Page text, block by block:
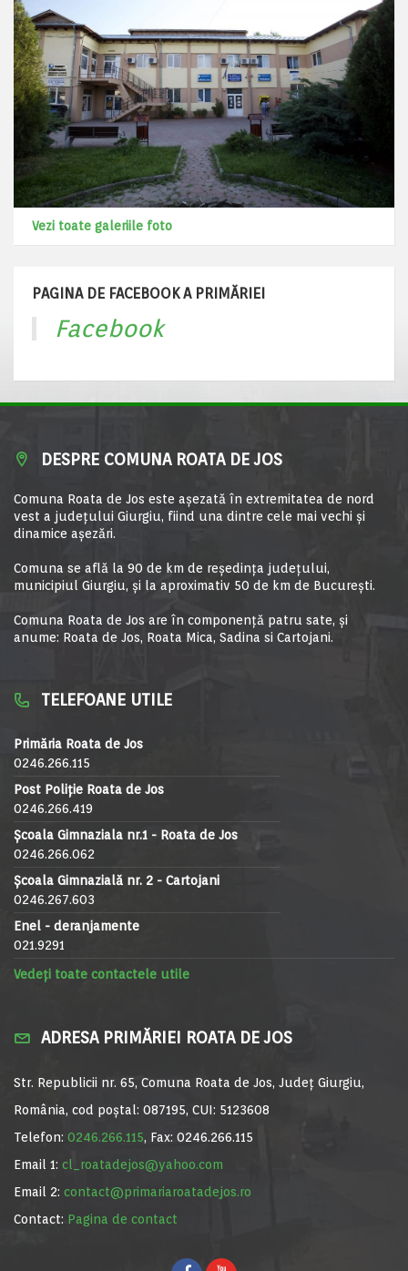
Vezi toate galeriile foto
PAGINA DE FACEBOOK A PRIMĂRIEI
Facebook
DESPRE COMUNA ROATA DE JOS
Comuna Roata de Jos este aşezată în extremitatea de nord
vest a judeţului Giurgiu, fiind una dintre cele mai vechi şi
dinamice aşezări.
Comuna se află la 90 de km de reşedinţa judeţului,
municipiul Giurgiu, şi la aproximativ 50 de km de Bucureşti.
Comuna Roata de Jos are în componență patru sate, și
anume: Roata de Jos, Roata Mica, Sadina si Cartojani.
TELEFOANE UTILE
Primăria Roata de Jos
0246.266.115
Post Poliție Roata de Jos
0246.266.419
Școala Gimnaziala nr.1 - Roata de Jos
0246.266.062
Școala Gimnazială nr. 2 - Cartojani
0246.267.603
Enel - deranjamente
021.9291
Vedeți toate contactele utile
ADRESA PRIMĂRIEI ROATA DE JOS
Str. Republicii nr. 65, Comuna Roata de Jos, Județ Giurgiu,
România, cod poștal: 087195, CUI: 5123608
Telefon: 0246.266.115, Fax: 0246.266.115
Email 1: cl_roatadejos@yahoo.com
Email 2: contact@primariaroatadejos.ro
Contact: Pagina de contact